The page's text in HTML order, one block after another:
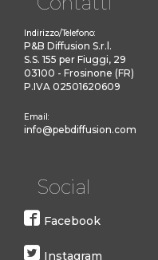
Indirizzo/Telefono:
P&B Diffusion S.r.l.
S.S. 155 per Fiuggi, 29
03100 - Frosinone (FR)
P.IVA 02501620609
Email:
info@pebdiffusion.com
Social
Facebook
Instagram